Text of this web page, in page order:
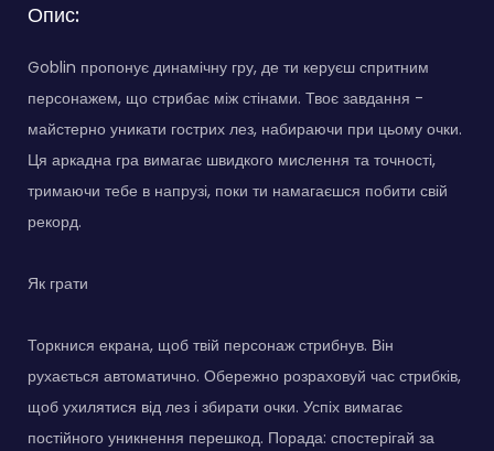
Опис:
Goblin пропонує динамічну гру, де ти керуєш спритним
персонажем, що стрибає між стінами. Твоє завдання -
майстерно уникати гострих лез, набираючи при цьому очки.
Ця аркадна гра вимагає швидкого мислення та точності,
тримаючи тебе в напрузі, поки ти намагаєшся побити свій
рекорд.
Як грати
Торкнися екрана, щоб твій персонаж стрибнув. Він
рухається автоматично. Обережно розраховуй час стрибків,
щоб ухилятися від лез і збирати очки. Успіх вимагає
постійного уникнення перешкод. Порада: спостерігай за